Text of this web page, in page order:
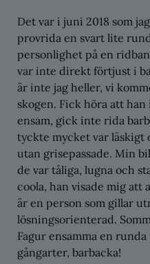
Det var i juni 2018 som
provrida en svart lite
personlighet på en
var inte direkt förtjust i
är inte jag heller, vi
skogen. Fick höra att
ensam, gick inte rida
tyckte mycket var läskigt
utan grisepassade. Min
de var tåliga, lugna och
coola, han visade mig att
är en person som gillar
lösningsorienterad.
Fagur ensamma en
gångarter, barbacka!